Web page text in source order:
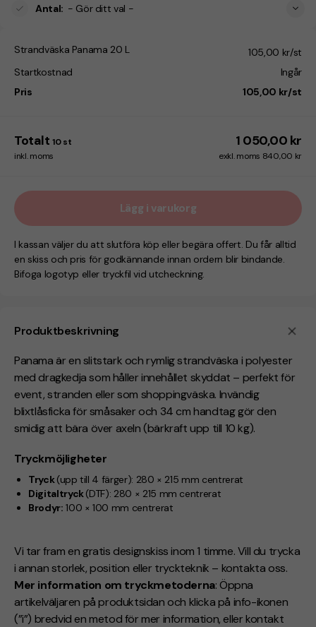
Produktbeskrivning
Panama är en slitstark och rymlig strandväska i polyester
med dragkedja som håller innehållet skyddat – perfekt för
event, stranden eller som shoppingväska. Invändig
blixtlåsficka för småsaker och 34 cm handtag gör den
smidig att bära över axeln (bärkraft upp till 10 kg).
Tryckmöjligheter
Tryck(upp till 4 färger): 280 × 215 mm centrerat
Digitaltryck(DTF): 280 × 215 mm centrerat
Brodyr: 100 × 100 mm centrerat
Vi tar fram en gratis designskiss inom 1 timme. Vill du trycka
i annan storlek, position eller tryckteknik – kontakta oss.
Mer information om tryckmetoderna: Öppna
artikelväljaren på produktsidan och klicka på info-ikonen
(”i”) bredvid en metod för mer information, eller kontakt
Antal: - Gör ditt val -
Strandväska Panama 20 L
105,00 kr/st
Startkostnad
Ingår
Pris
105,00 kr/st
Totalt 10 st 1 050,00 kr
inkl. moms exkl. moms 840,00 kr
Lägg i varukorg
I kassan väljer du att slutföra köp eller begära offert. Du får alltid
en skiss och pris för godkännande innan ordern blir bindande.
Bifoga logotyp eller tryckfil vid utcheckning.